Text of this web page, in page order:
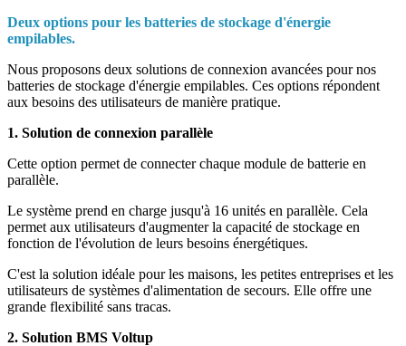
Deux options pour les batteries de stockage d'énergie
empilables.
Nous proposons deux solutions de connexion avancées pour nos
batteries de stockage d'énergie empilables. Ces options répondent
aux besoins des utilisateurs de manière pratique.
1. Solution de connexion parallèle
Cette option permet de connecter chaque module de batterie en
parallèle.
Le système prend en charge jusqu'à 16 unités en parallèle. Cela
permet aux utilisateurs d'augmenter la capacité de stockage en
fonction de l'évolution de leurs besoins énergétiques.
C'est la solution idéale pour les maisons, les petites entreprises et les
utilisateurs de systèmes d'alimentation de secours. Elle offre une
grande flexibilité sans tracas.
2. Solution BMS Voltup